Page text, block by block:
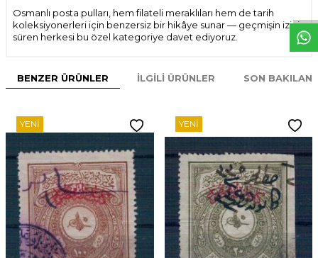
Osmanlı posta pulları, hem filateli meraklıları hem de tarih
koleksiyonerleri için benzersiz bir hikâye sunar — geçmişin izini
süren herkesi bu özel kategoriye davet ediyoruz.
BENZER ÜRÜNLER İLGILI ÜRÜNLER SON
YENI YENI